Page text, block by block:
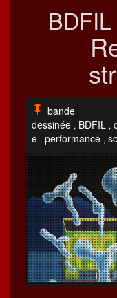
BDFIL
bande
dessinée , BDFIL ,
e , performance ,